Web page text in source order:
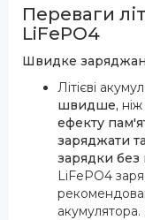
Переваги
LiFePO4
Швидке
Літієві
швидше,
ефекту
заряджати
зарядки без
LiFePO4